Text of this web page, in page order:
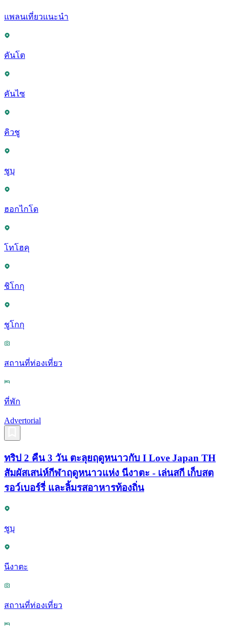
แพลนเที่ยวแนะนำ
คันโต
คันไซ
คิวชู
ชูบุ
ฮอกไกโด
โทโฮคุ
ชิโกกุ
ชูโกกุ
สถานที่ท่องเที่ยว
ที่พัก
Advertorial
ทริป 2 คืน 3 วัน ตะลุยฤดูหนาวกับ I Love Japan TH
สัมผัสเสน่ห์กีฬาฤดูหนาวแห่ง นีงาตะ - เล่นสกี เก็บสต
รอว์เบอร์รี่ และลิ้มรสอาหารท้องถิ่น
ชูบุ
นีงาตะ
สถานที่ท่องเที่ยว